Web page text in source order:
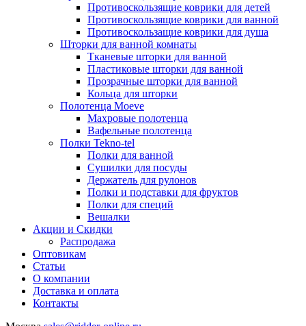
Противоскользящие коврики для детей
Противоскользящие коврики для ванной
Противоскользащие коврики для душа
Шторки для ванной комнаты
Тканевые шторки для ванной
Пластиковые шторки для ванной
Прозрачные шторки для ванной
Кольца для шторки
Полотенца Moeve
Махровые полотенца
Вафельные полотенца
Полки Tekno-tel
Полки для ванной
Сушилки для посуды
Держатель для рулонов
Полки и подставки для фруктов
Полки для специй
Вешалки
Акции и Скидки
Распродажа
Оптовикам
Статьи
О компании
Доставка и оплата
Контакты